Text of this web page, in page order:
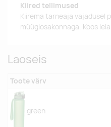
Kiired tellimused
Kiirema tarneaja vajadusel
müügiosakonnaga. Koos
Laoseis
Toote värv
green